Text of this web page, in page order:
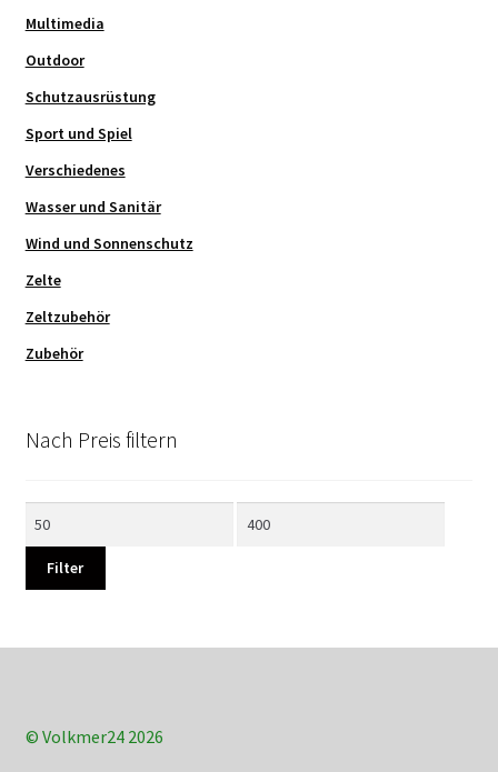
Multimedia
Outdoor
Schutzausrüstung
Sport und Spiel
Verschiedenes
Wasser und Sanitär
Wind und Sonnenschutz
Zelte
Zeltzubehör
Zubehör
Nach Preis filtern
Filter
© Volkmer24 2026